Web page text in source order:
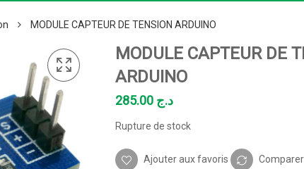
MODULE CAPTEUR DE TENSION ARDUINO
MODULE CAPTEUR DE
ARDUINO
د.ج
Rupture de stock
Ajouter aux favoris Comparer